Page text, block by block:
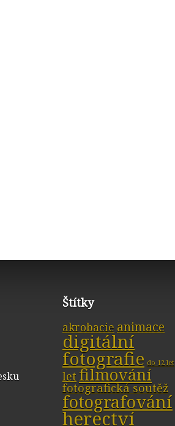
Štítky
akrobacie animace
digitální
fotografie do 12 let
let filmování
fotografická soutěž
fotografování
herectví